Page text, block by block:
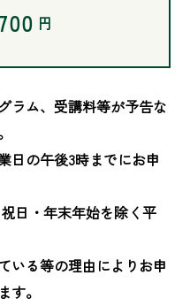
円
ラム、受講料等が予告な
日の午後3時までにお申
日・年末年始を除く平
いる等の理由によりお申
す。